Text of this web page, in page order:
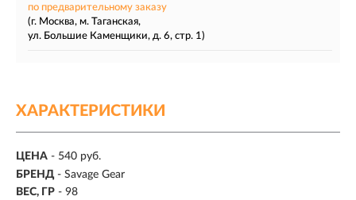
по предварительному заказу
(г. Москва, м. Таганская,
ул. Большие Каменщики, д. 6, стр. 1)
ХАРАКТЕРИСТИКИ
ЦЕНА - 540 руб.
БРЕНД - Savage Gear
ВЕС, ГР - 98